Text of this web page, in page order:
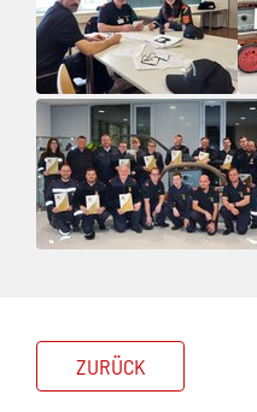
ZURÜCK